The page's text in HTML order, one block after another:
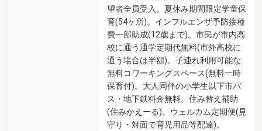
望者全員受入。夏休み期間限定学童保
育(54ヶ所)。インフルエンザ予防接種
費一部助成(12歳まで)。市民が市内高
校に通う通学定期代無料(市外高校に
通う場合は半額)。子連れ利用可能な
無料コワーキングスペース(無料一時
保育付)。大人同伴の小学生以下市バ
ス・地下鉄料金無料。住み替え補助
(住みかえーる)。ウェルカム定期便(見
守り・対面で育児用品等配達)。